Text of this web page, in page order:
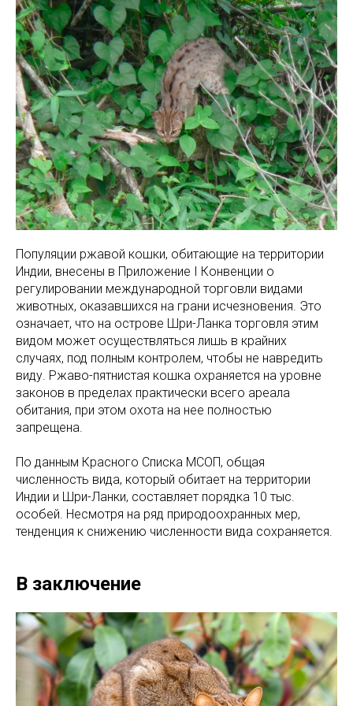
Популяции ржавой кошки, обитающие на территории
Индии, внесены в Приложение I Конвенции о
регулировании международной торговли видами
животных, оказавшихся на грани исчезновения. Это
означает, что на острове Шри-Ланка торговля этим
видом может осуществляться лишь в крайних
случаях, под полным контролем, чтобы не навредить
виду. Ржаво-пятнистая кошка охраняется на уровне
законов в пределах практически всего ареала
обитания, при этом охота на нее полностью
запрещена.
По данным Красного Списка МСОП, общая
численность вида, который обитает на территории
Индии и Шри-Ланки, составляет порядка 10 тыс.
особей. Несмотря на ряд природоохранных мер,
тенденция к снижению численности вида сохраняется.
В заключение